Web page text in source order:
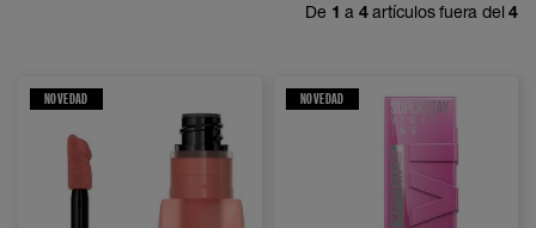
De 1 a 4artículos fuera del4
NOVEDAD NOVEDAD